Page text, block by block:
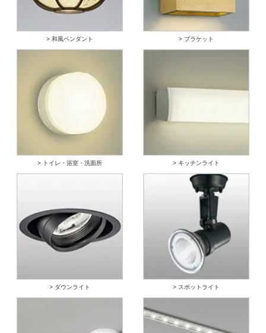
> 和風ペンダント > ブラケット
> トイレ・浴室・洗面所 > キッチンライト
> ダウンライト > スポットライト